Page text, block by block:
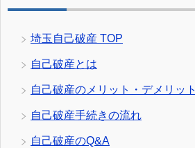
埼玉自己破産 TOP
自己破産とは
自己破産のメリット・デメリット
自己破産手続きの流れ
自己破産のQ&A